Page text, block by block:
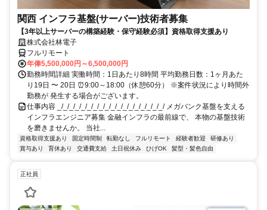
関西 インフラ基盤(サーバー)技術者募集
【3年以上サーバーの構築経験・保守経験必須】資格取得支援あり
株式会社林電子
フルリモート
年俸5,500,000円～6,500,000円
勤務時間詳細 実働時間：1日あたり8時間 平均勤務日数：1ヶ月あた
り19日 〜 20日 ⏰9:00～18:00（休憩60分） ※案件状況により時間外
勤務が 発生する場合がございます。
仕事内容 _/_/_/_/_/_/_/_/_/_/_/_/_/_/_/_/_/_/ メガバンク基盤を支える
インフラエンジニア募集 金融インフラの最前線で、 本物の基盤技術
を磨きませんか。 当社...
資格取得支援あり 固定時間制 転勤なし フルリモート 経験者歓迎
研修あり
賞与あり
育休あり 交通費支給 土日祝休み ひげOK 髪型・髪色自由
正社員